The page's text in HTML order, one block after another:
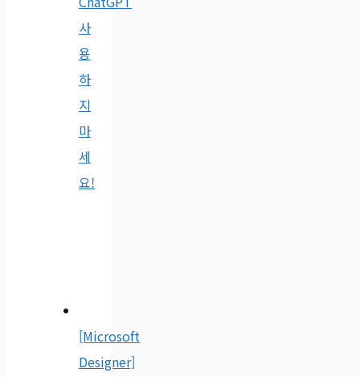
사
용
하
지
마
세
요!
[Microsoft
Designer]